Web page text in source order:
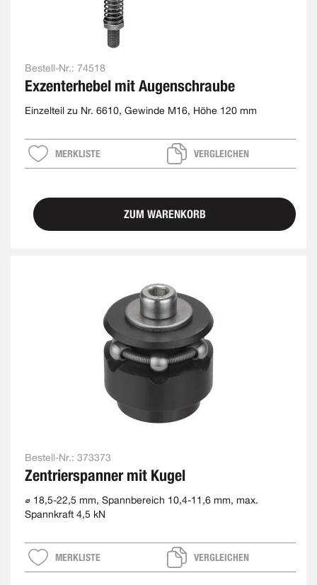
Bestell-Nr.: 74518
Exzenterhebel mit Augenschraube
Einzelteil zu Nr. 6610, Gewinde M16, Höhe 120 mm
MERKLISTE VERGLEICHEN
ZUM WARENKORB
Bestell-Nr.: 373373
Zentrierspanner mit Kugel
⌀ 18,5-22,5 mm, Spannbereich 10,4-11,6 mm, max.
Spannkraft 4,5 kN
MERKLISTE VERGLEICHEN